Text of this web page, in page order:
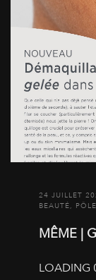
24 JUILLET
BEAUTÉ,
MÊME |
LOADING